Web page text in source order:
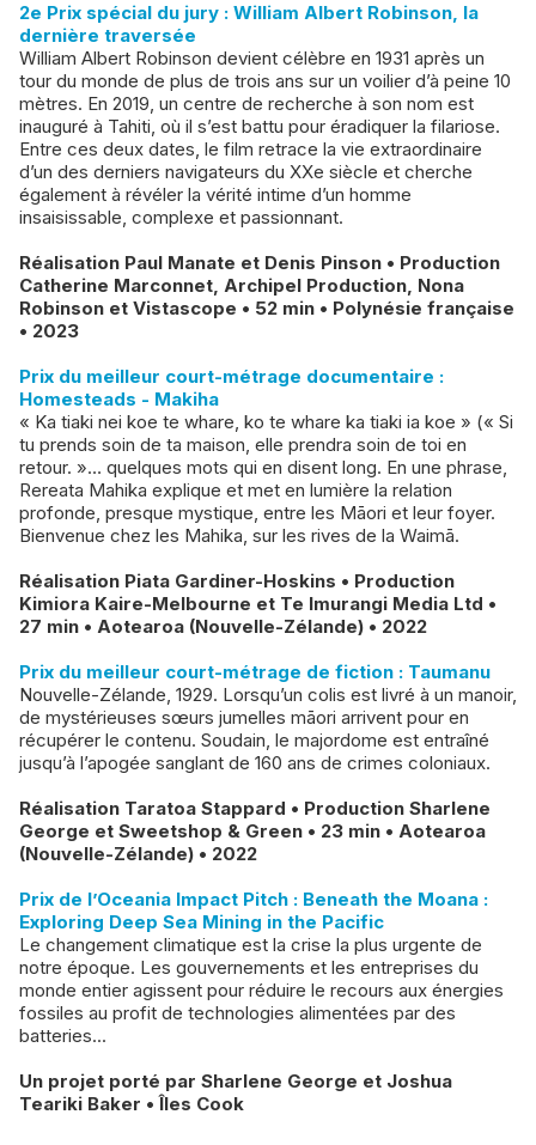
2e Prix spécial du jury : William Albert Robinson, la
dernière traversée
William Albert Robinson devient célèbre en 1931 après un
tour du monde de plus de trois ans sur un voilier d’à peine 10
mètres. En 2019, un centre de recherche à son nom est
inauguré à Tahiti, où il s’est battu pour éradiquer la filariose.
Entre ces deux dates, le film retrace la vie extraordinaire
d’un des derniers navigateurs du XXe siècle et cherche
également à révéler la vérité intime d’un homme
insaisissable, complexe et passionnant.
Réalisation Paul Manate et Denis Pinson • Production
Catherine Marconnet, Archipel Production, Nona
Robinson et Vistascope • 52 min • Polynésie française
• 2023
Prix du meilleur court-métrage documentaire :
Homesteads - Makiha
« Ka tiaki nei koe te whare, ko te whare ka tiaki ia koe » (« Si
tu prends soin de ta maison, elle prendra soin de toi en
retour. »… quelques mots qui en disent long. En une phrase,
Rereata Mahika explique et met en lumière la relation
profonde, presque mystique, entre les Māori et leur foyer.
Bienvenue chez les Mahika, sur les rives de la Waimā.
Réalisation Piata Gardiner-Hoskins • Production
Kimiora Kaire-Melbourne et Te Imurangi Media Ltd •
27 min • Aotearoa (Nouvelle-Zélande) • 2022
Prix du meilleur court-métrage de fiction : Taumanu
Nouvelle-Zélande, 1929. Lorsqu’un colis est livré à un manoir,
de mystérieuses sœurs jumelles māori arrivent pour en
récupérer le contenu. Soudain, le majordome est entraîné
jusqu’à l’apogée sanglant de 160 ans de crimes coloniaux.
Réalisation Taratoa Stappard • Production Sharlene
George et Sweetshop & Green • 23 min • Aotearoa
(Nouvelle-Zélande) • 2022
Prix de l’Oceania Impact Pitch : Beneath the Moana :
Exploring Deep Sea Mining in the Pacific
Le changement climatique est la crise la plus urgente de
notre époque. Les gouvernements et les entreprises du
monde entier agissent pour réduire le recours aux énergies
fossiles au profit de technologies alimentées par des
batteries...
Un projet porté par Sharlene George et Joshua
Teariki Baker • Îles Cook